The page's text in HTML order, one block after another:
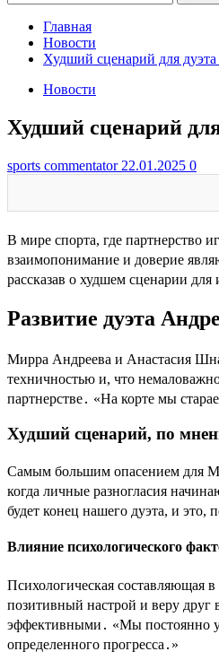
Главная
Новости
Худший сценарий для
Новости
Худший сценарий
sports commentator 22.01.2025 0
В мире спорта, где партнерство
взаимопонимание и доверие
рассказав о худшем сценарии для
Развитие дуэта
Мирра Андреева и Анастасия
техничностью и, что
партнерстве․ «На корте мы
Худший сценарий, по
Самым большим опасением для
когда личные разногласия
будет конец нашего дуэта, и
Влияние психологического
Психологическая составляющая
позитивный настрой и веру друг
эффективными․ «Мы постоянно
определенного прогресса․»